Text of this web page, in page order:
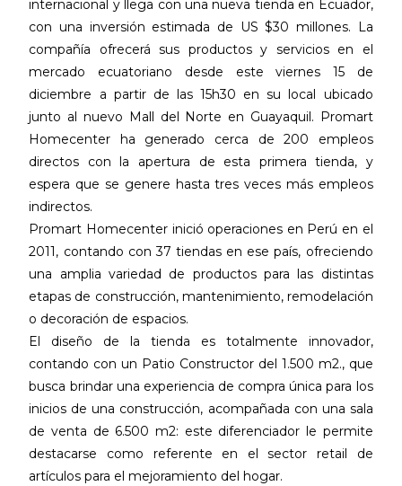
internacional y llega con una nueva tienda en Ecuador,
con una inversión estimada de US $30 millones. La
compañía ofrecerá sus productos y servicios en el
mercado ecuatoriano desde este viernes 15 de
diciembre a partir de las 15h30 en su local ubicado
junto al nuevo Mall del Norte en Guayaquil. Promart
Homecenter ha generado cerca de 200 empleos
directos con la apertura de esta primera tienda, y
espera que se genere hasta tres veces más empleos
indirectos.
Promart Homecenter inició operaciones en Perú en el
2011, contando con 37 tiendas en ese país, ofreciendo
una amplia variedad de productos para las distintas
etapas de construcción, mantenimiento, remodelación
o decoración de espacios.
El diseño de la tienda es totalmente innovador,
contando con un Patio Constructor del 1.500 m2., que
busca brindar una experiencia de compra única para los
inicios de una construcción, acompañada con una sala
de venta de 6.500 m2: este diferenciador le permite
destacarse como referente en el sector retail de
artículos para el mejoramiento del hogar.